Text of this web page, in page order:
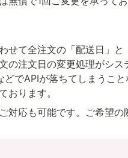
せて全注文の「配送日」と
の注文日の変更処理がシス
でAPIが落ちてしまうこと
おります。
対応も可能です。ご希望